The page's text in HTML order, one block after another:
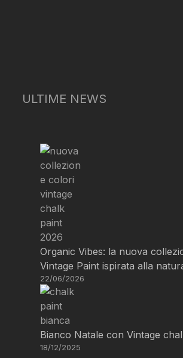
ULTIME NEWS
Organic Vibes: la nuova
Vintage Paint ispirata alla
22/06/2026
Bianco Natale con Vintage
18/12/2025